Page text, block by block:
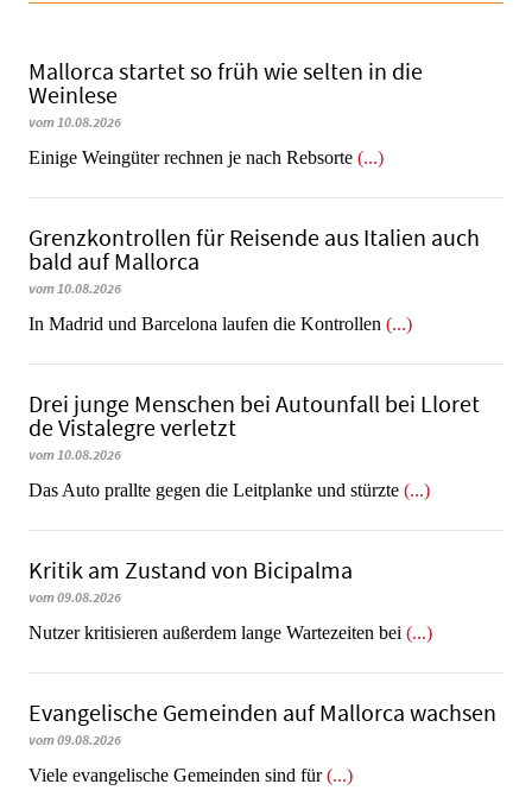
Mallorca startet so früh wie selten in die
Weinlese
vom 10.08.2026
​​​​​​​Einige Weingüter rechnen je nach Rebsorte (...)
Grenzkontrollen für Reisende aus Italien auch
bald auf Mallorca
vom 10.08.2026
In Madrid und Barcelona laufen die Kontrollen (...)
Drei junge Menschen bei Autounfall bei Lloret
de Vistalegre verletzt
vom 10.08.2026
Das Auto prallte gegen die Leitplanke und stürzte (...)
Kritik am Zustand von Bicipalma
vom 09.08.2026
Nutzer kritisieren außerdem lange Wartezeiten bei (...)
Evangelische Gemeinden auf Mallorca wachsen
vom 09.08.2026
Viele evangelische Gemeinden sind für(...)